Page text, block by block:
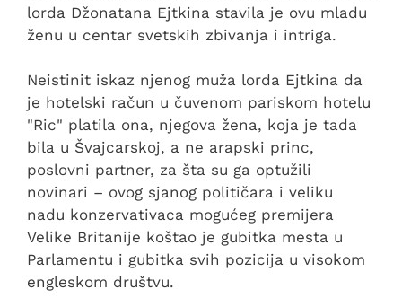
lorda Džonatana Ejtkina stavila je ovu mladu
ženu u centar svetskih zbivanja i intriga.
Neistinit iskaz njenog muža lorda Ejtkina da
je hotelski račun u čuvenom pariskom hotelu
"Ric" platila ona, njegova žena, koja je tada
bila u Švajcarskoj, a ne arapski princ,
poslovni partner, za šta su ga optužili
novinari – ovog sjanog političara i veliku
nadu konzervativaca mogućeg premijera
Velike Britanije koštao je gubitka mesta u
Parlamentu i gubitka svih pozicija u visokom
engleskom društvu.